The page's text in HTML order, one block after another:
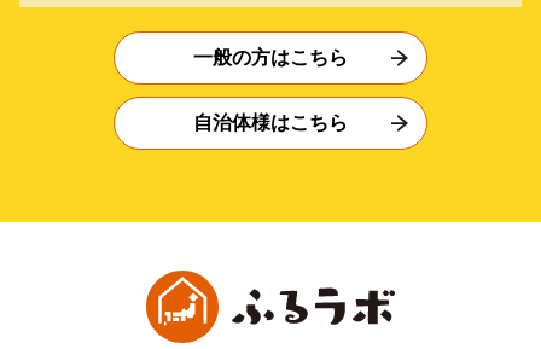
一般の方はこちら
自治体様はこちら